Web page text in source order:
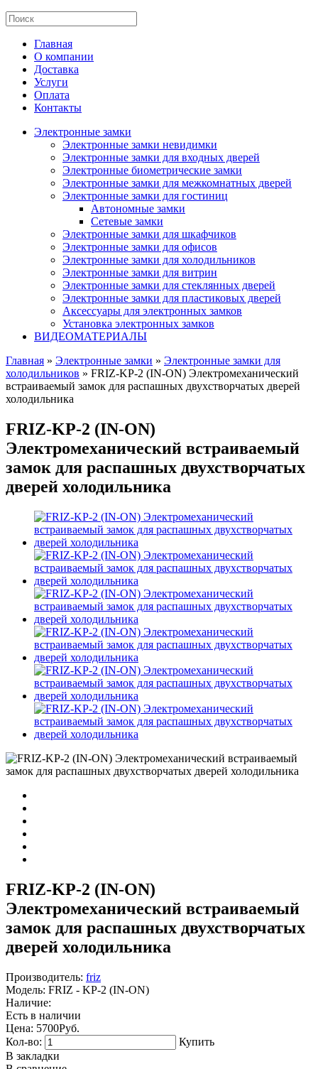
Главная
О компании
Доставка
Услуги
Оплата
Контакты
Электронные замки
Электронные замки невидимки
Электронные замки для входных дверей
Электронные биометрические замки
Электронные замки для межкомнатных дверей
Электронные замки для гостиниц
Автономные замки
Сетевые замки
Электронные замки для шкафчиков
Электронные замки для офисов
Электронные замки для холодильников
Электронные замки для витрин
Электронные замки для стеклянных дверей
Электронные замки для пластиковых дверей
Аксессуары для электронных замков
Установка электронных замков
ВИДЕОМАТЕРИАЛЫ
Главная » Электронные замки » Электронные замки для
холодильников » FRIZ-KP-2 (IN-ON) Электромеханический
встраиваемый замок для распашных двухстворчатых дверей
холодильника
FRIZ-KP-2 (IN-ON)
Электромеханический встраиваемый
замок для распашных двухстворчатых
дверей холодильника
FRIZ-KP-2 (IN-ON)
Электромеханический встраиваемый
замок для распашных двухстворчатых
дверей холодильника
Производитель: friz
Модель: FRIZ - KP-2 (IN-ON)
Наличие:
Есть в наличии
Цена: 5700Руб.
Кол-во:
Купить
В закладки